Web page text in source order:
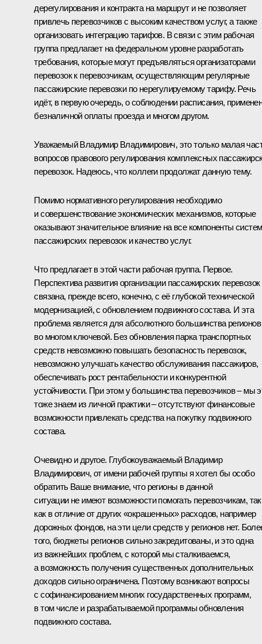
дерегулирования и контракта на маршрут и не позволяет
привлечь перевозчиков с высоким качеством услуг, а также
организовать интеграцию тарифов. В связи с этим рабочая
группа предлагает на федеральном уровне разработать
требования, которые могут предъявляться организаторами
перевозок к перевозчикам, осуществляющим регулярные
пассажирские перевозки по нерегулируемому тарифу. Речь
идёт, в первую очередь, о соблюдении расписания,
безналичной оплаты проезда и многом другом.
Уважаемый Владимир Владимирович, это только малая
вопросов правового регулирования комплексных
перевозок. Надеюсь, что коллеги продолжат данную тему.
Помимо нормативного регулирования необходимо
и совершенствование экономических механизмов, которые
оказывают значительное влияние на все компоненты
пассажирских перевозок и качество услуг.
Что предлагает в этой части рабочая группа. Первое.
Перспектива развития организации пассажирских перевозок
связана, прежде всего, конечно, с её глубокой технической
модернизацией, с обновлением подвижного состава. И эта
проблема является для абсолютного большинства регионов
во многом ключевой. Без обновления парка транспортных
средств невозможно повышать безопасность перевозок,
невозможно улучшать качество обслуживания пассажиров,
обеспечивать рост рентабельности и конкурентной
устойчивости. При этом у большинства перевозчиков – мы
тоже знаем из личной практики – отсутствуют финансовые
возможности привлекать средства на покупку подвижного
состава.
Очевидно и другое. Глубокоуважаемый Владимир
Владимирович, от имени рабочей группы я хотел бы особо
обратить Ваше внимание, что регионы в данной
ситуации не имеют возможности помогать перевозчикам, так
как в отличие от других «окрашенных» расходов, например
дорожных фондов, на эти цели средств у регионов нет.
того, бюджеты регионов сильно закредитованы, и это одна
из важнейших проблем, с которой мы сталкиваемся,
а возможность получения существенных дополнительных
доходов сильно ограничена. Поэтому возникают вопросы
с софинансированием многих государственных программ,
в том числе и разрабатываемой программы обновления
подвижного состава.